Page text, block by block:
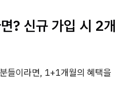
? 신규 가입 시 2개
들이라면, 1+1개월의 혜택을